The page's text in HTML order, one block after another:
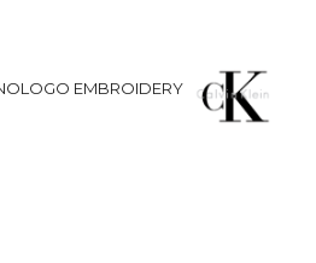
EMBROIDERY